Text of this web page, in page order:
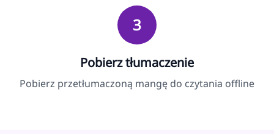
3
Pobierz tłumaczenie
Pobierz przetłumaczoną mangę do czytania offline